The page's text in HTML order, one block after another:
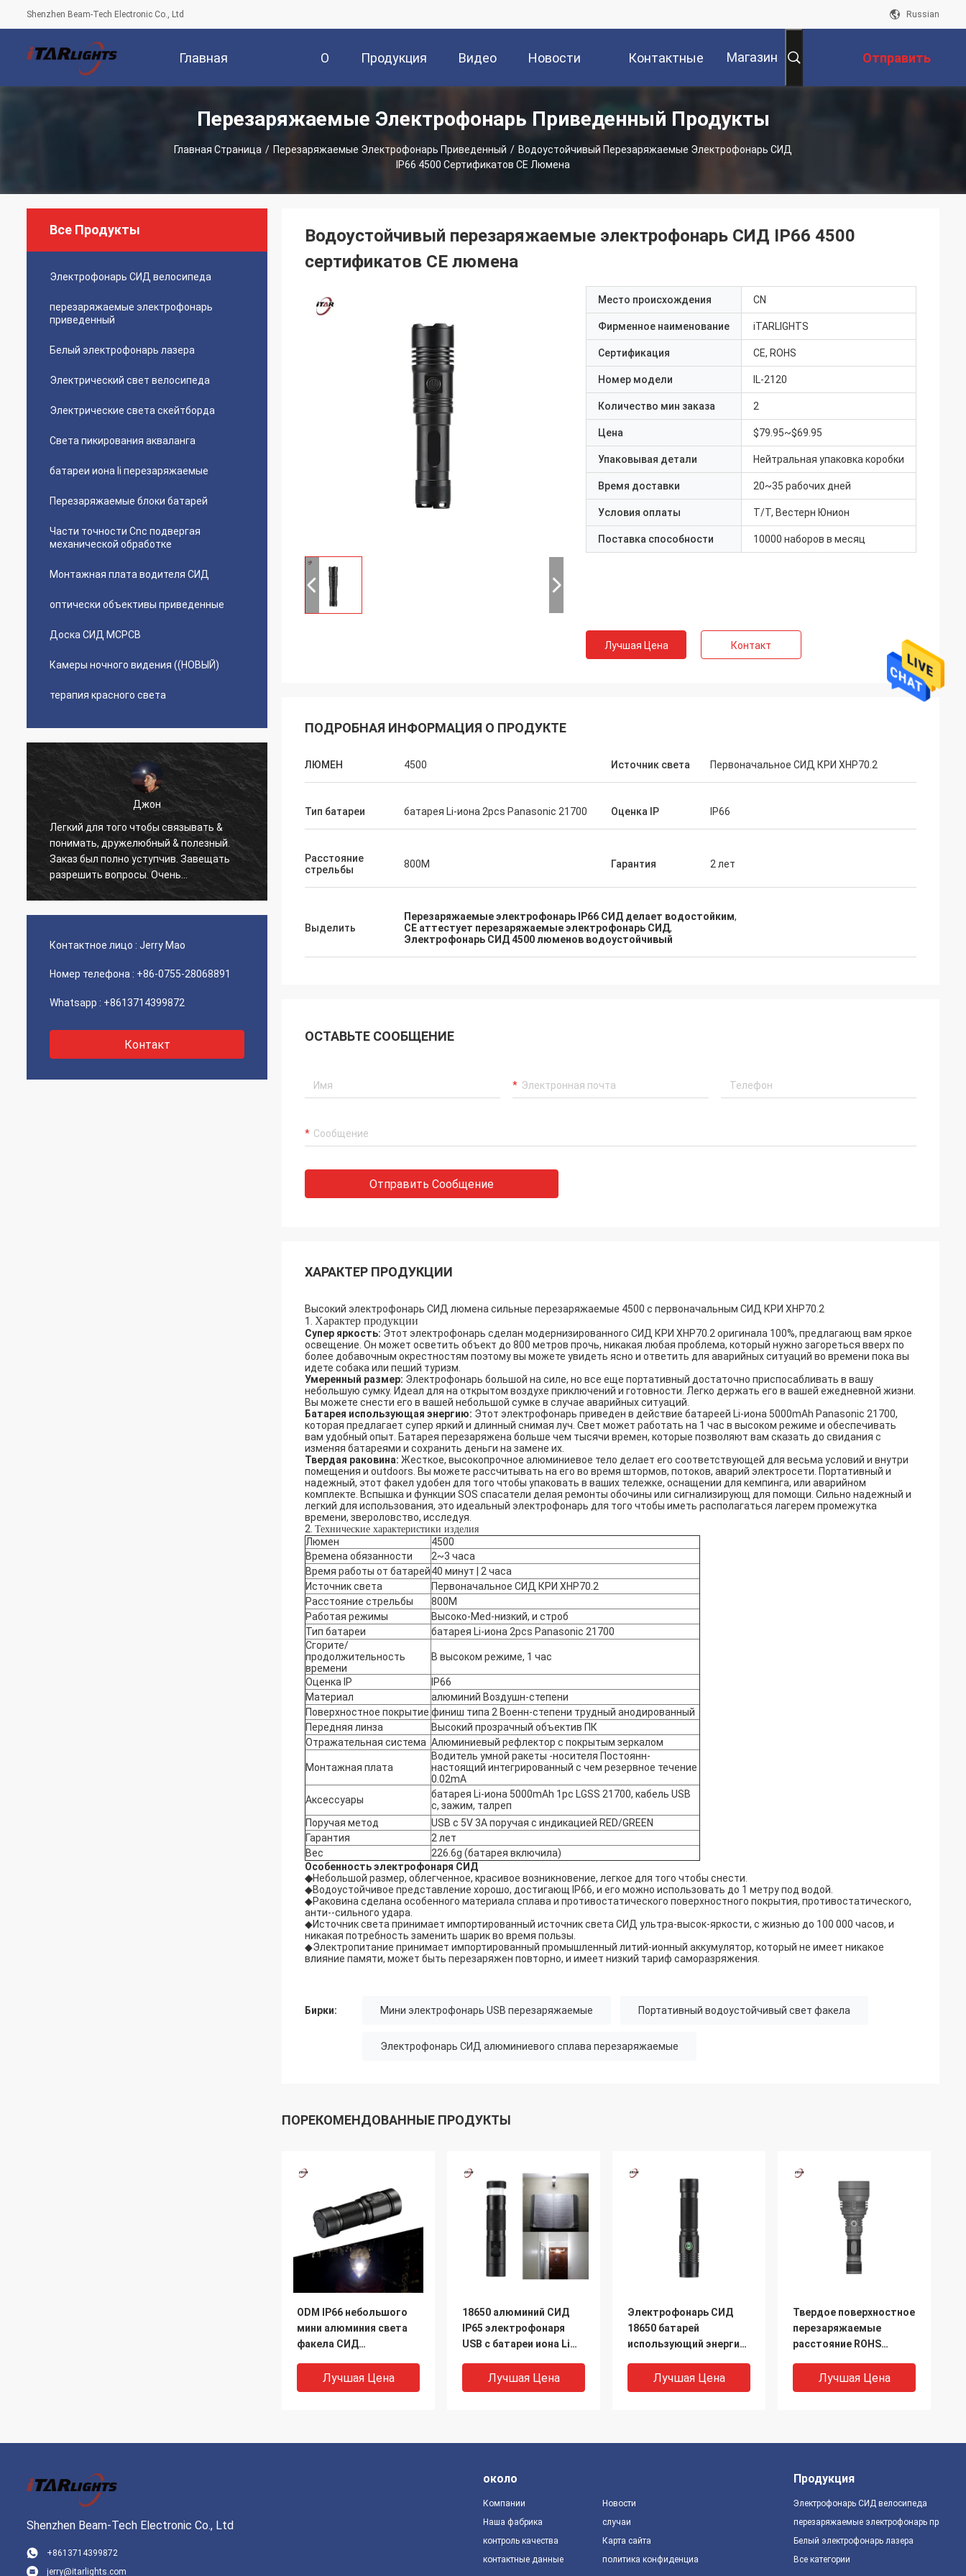
Shenzhen Beam-Tech Electronic Co., Ltd Russian
Главная
Страница
О
Компании
Продукция Видео Новости Контактные
Данные
Магазин Отправить
Перезаряжаемые Электрофонарь Приведенный Продукты
Главная Страница / Перезаряжаемые Электрофонарь Приведенный / Водоустойчивый Перезаряжаемые Электрофонарь СИД
IP66 4500 Сертификатов CE Люмена
Все Продукты
Электрофонарь СИД велосипеда
перезаряжаемые электрофонарь
приведенный
Белый электрофонарь лазера
Электрический свет велосипеда
Электрические света скейтборда
Света пикирования акваланга
батареи иона li перезаряжаемые
Перезаряжаемые блоки батарей
Части точности Cnc подвергая
механической обработке
Монтажная плата водителя СИД
оптически объективы приведенные
Доска СИД MCPCB
Камеры ночного видения ((НОВЫЙ)
терапия красного света
Джон
Легкий для того чтобы связывать &
понимать, дружелюбный & полезный.
Заказ был полно уступчив. Завещать
разрешить вопросы. Очень
профессиональный и идеальный
порекомендуйте!!
Очень приспосабливать и хорошо
большие качественное и идеальны для
наших потребностей. Определенно
сделает заказ будущий заказ.
Фантастические сообщение и очень
изделие высокого качества. Мы
ними снова.
Контактное лицо : Jerry Mao
Номер телефона : +86-0755-28068891
Whatsapp : +8613714399872
Контакт
Водоустойчивый перезаряжаемые электрофонарь СИД IP66 4500
сертификатов CE люмена
Место происхождения CN
Фирменное наименование iTARLIGHTS
Сертификация CE, ROHS
Номер модели IL-2120
Количество мин заказа 2
Цена $79.95~$69.95
Упаковывая детали Нейтральная упаковка коробки
Время доставки 20~35 рабочих дней
Условия оплаты Т/Т, Вестерн Юнион
Поставка способности 10000 наборов в месяц
Лучшая Цена Контакт
ПОДРОБНАЯ ИНФОРМАЦИЯ О ПРОДУКТЕ
ЛЮМЕН 4500 Источник света Первоначальное СИД КРИ XHP70.2
Тип батареи батарея Li-иона 2pcs Panasonic 21700 Оценка IP IP66
Расстояние
стрельбы
800М Гарантия 2 лет
Выделить
Перезаряжаемые электрофонарь IP66 СИД делает водостойким,
CE аттестует перезаряжаемые электрофонарь СИД,
Электрофонарь СИД 4500 люменов водоустойчивый
ОСТАВЬТЕ СООБЩЕНИЕ
Отправить Сообщение
ХАРАКТЕР ПРОДУКЦИИ
Высокий электрофонарь СИД люмена сильные перезаряжаемые 4500 с первоначальным СИД КРИ XHP70.2
1. Характер продукции
Супер яркость: Этот электрофонарь сделан модернизированного СИД КРИ XHP70.2 оригинала 100%, предлагающ вам яркое
освещение. Он может осветить объект до 800 метров прочь, никакая любая проблема, который нужно загореться вверх по
более добавочным окрестностям поэтому вы можете увидеть ясно и ответить для аварийных ситуаций во времени пока вы
идете собака или пеший туризм.
Умеренный размер: Электрофонарь большой на силе, но все еще портативный достаточно приспосабливать в вашу
небольшую сумку. Идеал для на открытом воздухе приключений и готовности. Легко держать его в вашей ежедневной жизни.
Вы можете снести его в вашей небольшой сумке в случае аварийных ситуаций.
Батарея использующая энергию: Этот электрофонарь приведен в действие батареей Li-иона 5000mAh Panasonic 21700,
которая предлагает супер яркий и длинный снимая луч. Свет может работать на 1 час в высоком режиме и обеспечивать
вам удобный опыт. Батарея перезаряжена больше чем тысячи времен, которые позволяют вам сказать до свидания с
изменяя батареями и сохранить деньги на замене их.
Твердая раковина: Жесткое, высокопрочное алюминиевое тело делает его соответствующей для весьма условий и внутри
помещения и outdoors. Вы можете рассчитывать на его во время штормов, потоков, аварий электросети. Портативный и
надежный, этот факел удобен для того чтобы упаковать в ваших тележке, оснащении для кемпинга, или аварийном
комплекте. Вспышка и функции SOS спасатели делая ремонты обочины или сигнализирующ для помощи. Сильно надежный и
легкий для использования, это идеальный электрофонарь для того чтобы иметь располагаться лагерем промежутка
времени, звероловство, исследуя.
2. Технические характеристики изделия
Люмен
4500
Времена обязанности
2~3 часа
Время работы от батарей40 минут | 2 часа
Источник света
Первоначальное СИД КРИ XHP70.2
Расстояние стрельбы
800M
Работая режимы
Высоко-Med-низкий, и строб
Тип батареи
батарея Li-иона 2pcs Panasonic 21700
Сгорите/
продолжительность
времени
В высоком режиме, 1 час
Оценка IP
IP66
Материал
алюминий Воздушн-степени
Поверхностное покрытие финиш типа 2 Военн-степени трудный анодированный
Передняя линза
Высокий прозрачный объектив ПК
Отражательная система Алюминиевый рефлектор с покрытым зеркалом
Монтажная плата
Водитель умной ракеты -носителя Постоянн-
настоящий интегрированный с чем резервное течение
0.02mA
Аксессуары
батарея Li-иона 5000mAh 1pc LGSS 21700, кабель USB
c, зажим, талреп
Поручая метод
USB c 5V 3A поручая с индикацией RED/GREEN
Гарантия
2 лет
Вес
226.6g (батарея включила)
Особенность электрофонаря СИД
◆Небольшой размер, облегченное, красивое возникновение, легкое для того чтобы снести.
◆Водоустойчивое представление хорошо, достигающ IP66, и его можно использовать до 1 метру под водой.
◆Раковина сделана особенного материала сплава и противостатического поверхностного покрытия, противостатического,
анти--сильного удара.
◆Источник света принимает импортированный источник света СИД ультра-высок-яркости, с жизнью до 100 000 часов, и
никакая потребность заменить шарик во время пользы.
◆Электропитание принимает импортированный промышленный литий-ионный аккумулятор, который не имеет никакое
влияние памяти, может быть перезаряжен повторно, и имеет низкий тариф саморазряжения.
Бирки: Мини электрофонарь USB перезаряжаемые Портативный водоустойчивый свет факела
Электрофонарь СИД алюминиевого сплава перезаряжаемые
ПОРЕКОМЕНДОВАННЫЕ ПРОДУКТЫ
ODM IP66 небольшого
мини алюминия света
факела СИД
материальный
водоустойчивый
Лучшая Цена
18650 алюминий СИД
IP65 электрофонаря
USB c батареи иона Li
располагаясь лагерем
двойной
Лучшая Цена
Электрофонарь СИД
18650 батарей
использующий энергию
материал
алюминиевого сплава
Лучшая Цена
Твердое поверхностное
перезаряжаемые
расстояние ROHS
СИД снимая
аттестовало
Лучшая Цена
Shenzhen Beam-Tech Electronic Co., Ltd
+8613714399872
jerry@itarlights.com
около
Компании
Наша фабрика
контроль качества
контактные данные
Новости
случаи
Карта сайта
политика конфиденциальности
Продукция
Электрофонарь СИД велосипеда
перезаряжаемые электрофонарь
Белый электрофонарь лазера
Все категории